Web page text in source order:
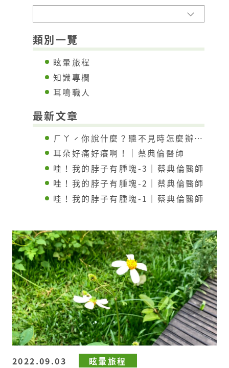
類別一覽
眩暈旅程
知識專欄
耳鳴職人
最新文章
ㄏㄚˊ你說什麼？聽不見時怎麼辦？｜蔡典倫醫師
耳朵好痛好癢啊！｜蔡典倫醫師
哇！我的脖子有腫塊-3｜蔡典倫醫師
哇！我的脖子有腫塊-2｜蔡典倫醫師
哇！我的脖子有腫塊-1｜蔡典倫醫師
2022.09.03 眩暈旅程